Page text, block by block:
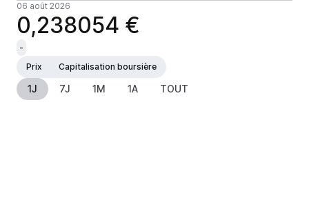
06 août 2026
0,238054 €
-
Prix
Capitalisation boursière
1J 7J 1M 1A TOUT